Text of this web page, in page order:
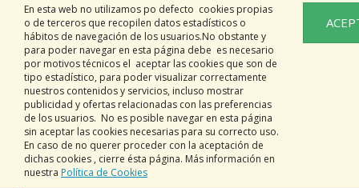
En esta web no utilizamos po defecto cookies propias
o de terceros que recopilen datos estadísticos o
hábitos de navegación de los usuarios.No obstante y
para poder navegar en esta página debe es necesario
por motivos técnicos el aceptar las cookies que son de
tipo estadístico, para poder visualizar correctamente
nuestros contenidos y servicios, incluso mostrar
publicidad y ofertas relacionadas con las preferencias
de los usuarios. No es posible navegar en esta página
sin aceptar las cookies necesarias para su correcto uso.
En caso de no querer proceder con la aceptación de
dichas cookies , cierre ésta página. Más información en
nuestra Política de Cookies